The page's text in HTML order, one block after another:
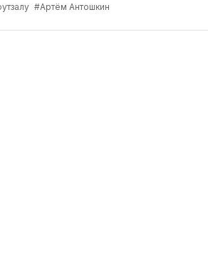
#Артём Антошкин